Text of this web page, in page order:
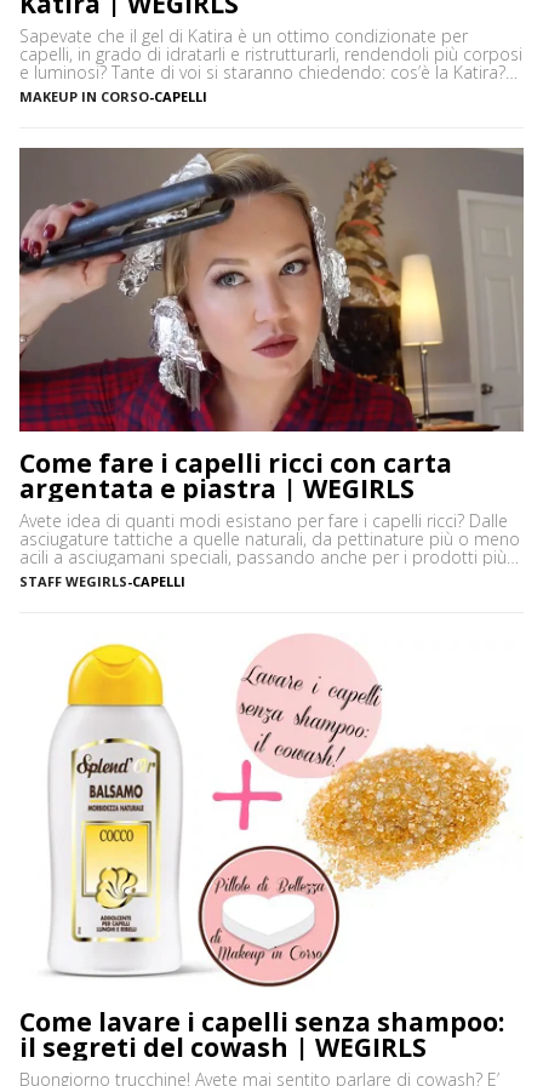
Sapevate che il gel di Katira è un ottimo condizionate per
capelli, in grado di idratarli e ristrutturarli, rendendoli più corposi
e luminosi? Tante di voi si staranno chiedendo: cos’è la Katira?
La Katira o Gomma Adragante è una resina gelificante naturale
ottenuta dalla linfa essiccata di Astragalus gummifer, un piccolo
MAKEUP IN CORSO-CAPELLI
Come fare i capelli ricci con carta
argentata e piastra | WEGIRLS
Avete idea di quanti modi esistano per fare i capelli ricci? Dalle
asciugature tattiche a quelle naturali, da pettinature più o meno
acili a asciugamani speciali, passando anche per i prodotti più
disparati. Avere i capelli ricci è uno must, ancor di più in estate,
quando ci vediamo più belle selvagge. Ci sono tanti modi […]
STAFF WEGIRLS-CAPELLI
Come lavare i capelli senza shampoo:
il segreti del cowash | WEGIRLS
Buongiorno trucchine! Avete mai sentito parlare di cowash? E’